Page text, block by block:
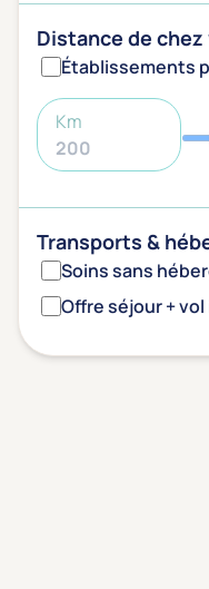
Distance de chez
Établissements
Km
Transports &
Soins sans
Offre séjour +